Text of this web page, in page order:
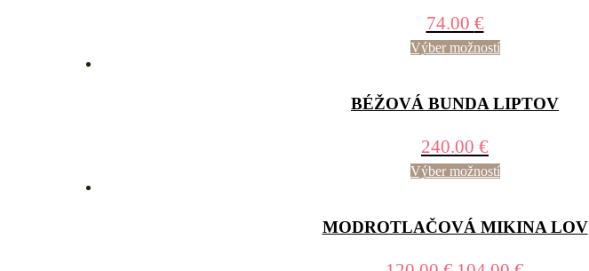
74.00 €
Výber možností
BÉŽOVÁ BUNDA LIPTOV
240.00 €
Výber možností
MODROTLAČOVÁ MIKINA LOV